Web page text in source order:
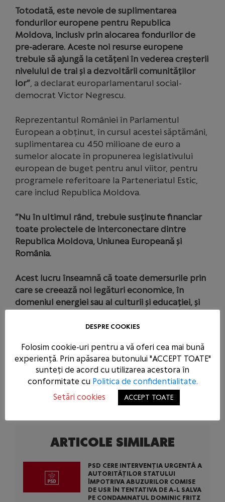
Totodată, este nevoie de suplimentarea
fondurilor europene pentru Republica
Moldova, inclusiv prin alocarea fondurilor de
pre-aderare. Aceste noi resurse europene
trebuie să ajungă la cetățeni în vederea creșterii
nivelului de trai și a dezvoltării comunităților
lor”, a declarat europarlamentarul social-
democrat Victor Negrescu.
Reprezentantul României în Parlamentul
European a obținut, în cursul acestei săptămâni,
suplimentarea cu 450 milioane de euro a
sumelor alocate în propunerea legislativului
european de buget pentru anul viitor, pentru
programele referitoare la Parteneriatul Estic,
care includ Republica Moldova.
”Nu în ultimul rând, trebuie susținute financiar
toate proiectele de interconectare dintre
Republica Moldova, Uniunea Europeană și
România.
Acest lucru înseamnă că toate demersurile prin
care se creează noi legături economice, în
domeniul energiei sau al culturii și educației, și
reprezintă soluții reale pentru susținerea
După zeci de ani de propagandă, bătălia pentru
mintea și valorile moldovenilor încă se poartă.
Haideți să o câștigăm definitiv!”a concluzionat
eurodeputatul român, Victor Negrescu.
ARTICOLE SIMILARE
PSD CERE INTERVENȚIA URGENTĂ A
AUTORITĂȚILOR STATULUI
ÎMPOTRIVA ABUZURILOR COMISE
DE USR ÎN TENTATIVA DE A-L SALVA
PE CONDAMNATUL DOMINIC FRITZ
DESPRE COOKIES
Folosim cookie-uri pentru a vă oferi cea mai bună
experiență. Prin apăsarea butonului "ACCEPT TOATE"
sunteți de acord cu utilizarea acestora în
conformitate cu Politica de confidentialitate.
Setări cookies
ACCEPT TOATE